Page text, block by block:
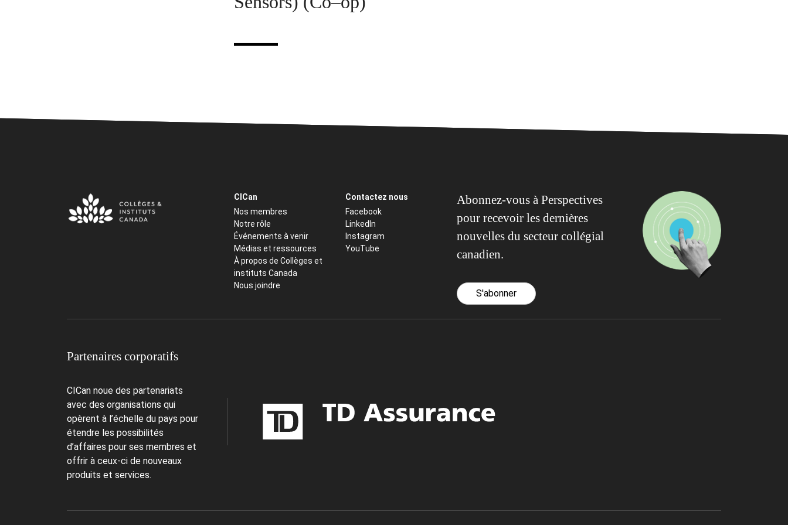
CICan
Nos membres
Notre rôle
Événements à venir
Médias et ressources
À propos de Collèges et
instituts Canada
Nous joindre
Contactez nous
Facebook
LinkedIn
Instagram
YouTube
Abonnez-vous à Perspectives
pour recevoir les dernières
nouvelles du secteur collégial
canadien.
S'abonner
Partenaires corporatifs
CICan noue des partenariats
avec des organisations qui
opèrent à l’échelle du pays pour
étendre les possibilités
d’affaires pour ses membres et
offrir à ceux-ci de nouveaux
produits et services.